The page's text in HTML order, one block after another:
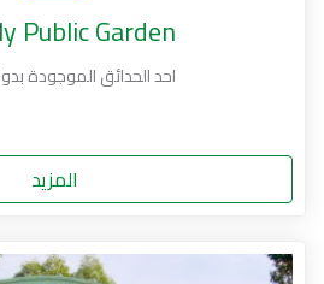
Public Garden
احد الحدائق الموجودة
المزيد